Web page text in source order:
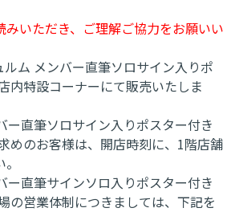
いただき、ご理解ご協力をお願いい
ム メンバー直筆ソロサイン入りポ
内特設コーナーにて販売いたしま
ー直筆ソロサイン入りポスター付き
めのお客様は、開店時刻に、1階店舗
ー直筆サインソロ入りポスター付き
の営業体制につきましては、下記を